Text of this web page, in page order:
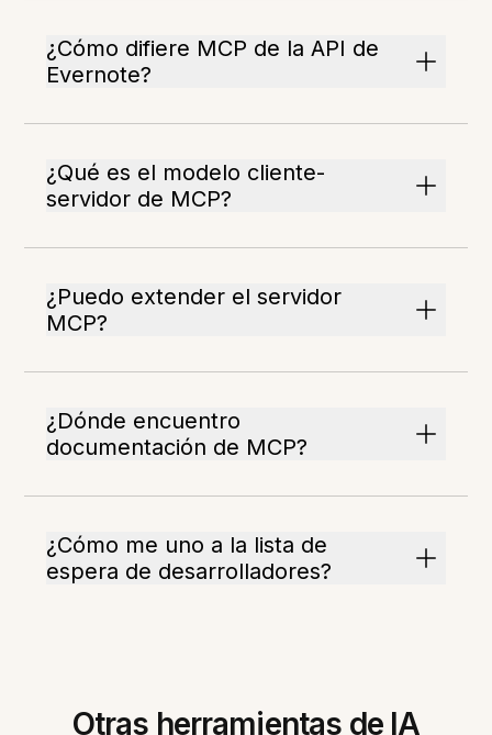
¿Cómo difiere MCP de la API de
Evernote?
¿Qué es el modelo cliente-
servidor de MCP?
¿Puedo extender el servidor
MCP?
¿Dónde encuentro
documentación de MCP?
¿Cómo me uno a la lista de
espera de desarrolladores?
Otras herramientas de IA